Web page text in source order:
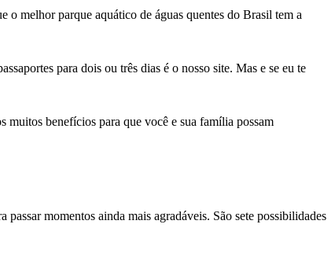
o melhor parque aquático de águas quentes do Brasil tem a
para dois ou três dias é o nosso site. Mas e se eu te
muitos benefícios para que você e sua família possam
momentos ainda mais agradáveis. São sete possibilidades